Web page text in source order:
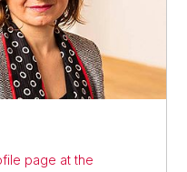
page at the